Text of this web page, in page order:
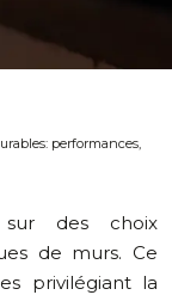
performances,
sur des choix
de murs. Ce
privilégiant la